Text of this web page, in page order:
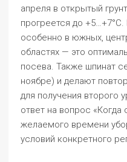
апреля в открытый
прогреется до
особенно в южных,
областях — это
посева. Также шпинат
ноябре) и делают
для получения второго
ответ на вопрос «Когда
желаемого времени
условий конкретного